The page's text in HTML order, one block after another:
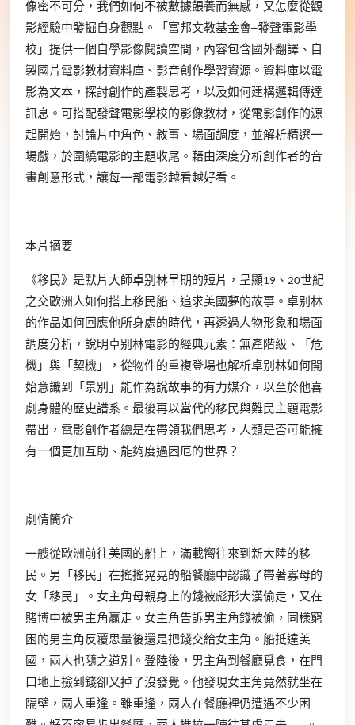
像密不可分，我們如何不被數據餵養而無感，又怎麼從觀
影經驗中發掘自身觀點。「富邦文教基金會─發聲電影學
校」提供一個自學影像閱讀空間，內容包含國外翻譯、自
製國片電影教材資料庫、影音創作學習資源。資料庫以電
影為文本，探討創作的產製思考，以及如何建構邏輯傳達
訊息。可搭配發聲電影學校的影像教材，從電影創作的源
起開始，討論片中角色、敘事、場面調度，並解析精選一
場戲，於圍繞電影的主題收尾。藉由深度分析創作者的音
畫創意形式，讓每一部電影越看越好看。
本片摘要
《移民》是默片大師卓别林早期的短片，呈顯19、20世紀
之交歐洲人如何搭上移民船、追求美國夢的故事。卓别林
的作品如何回應他所身處的時代，再透過人物形象和場面
調度分析，說明卓别林電影的經典元素：無產階級、「危
機」與「契機」，從物件的重複登場也解析卓别林如何開
始意識到「景別」能作為說故事的有力媒介，以至於他喜
劇身體的歷史譜系。最後再以當代的移民與難民主題電影
帶出，電影創作者總是在帶領我們思考，人類是否可能擁
有一個更加互助、能夠度過困厄的世界？
劇情簡介
一艘從歐洲前往美國的船上，滿載嚮往來到新大陸的移
民。男「移民」在搖搖晃晃的船餐廳中認識了帶著寡母的
女「移民」。女主角母親身上的錢被彪形大漢偷走，又在
賭博中被男主角贏走。女主角告訴男主角錢被偷，同樣窮
困的男主角反覆思量後還是把錢交給女主角。船抵達美
國，兩人也隨之道別。登陸後，男主角到餐廳覓食，在門
口地上撿到錢卻又掉了沒發覺。他發現女主角竟然就坐在
隔壁，兩人重逢。雖重逢，兩人在餐廳裡仍遭遇不少困